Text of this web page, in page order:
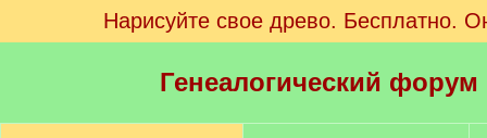
Нарисуйте свое древо. Бесплатно.
Генеалогический